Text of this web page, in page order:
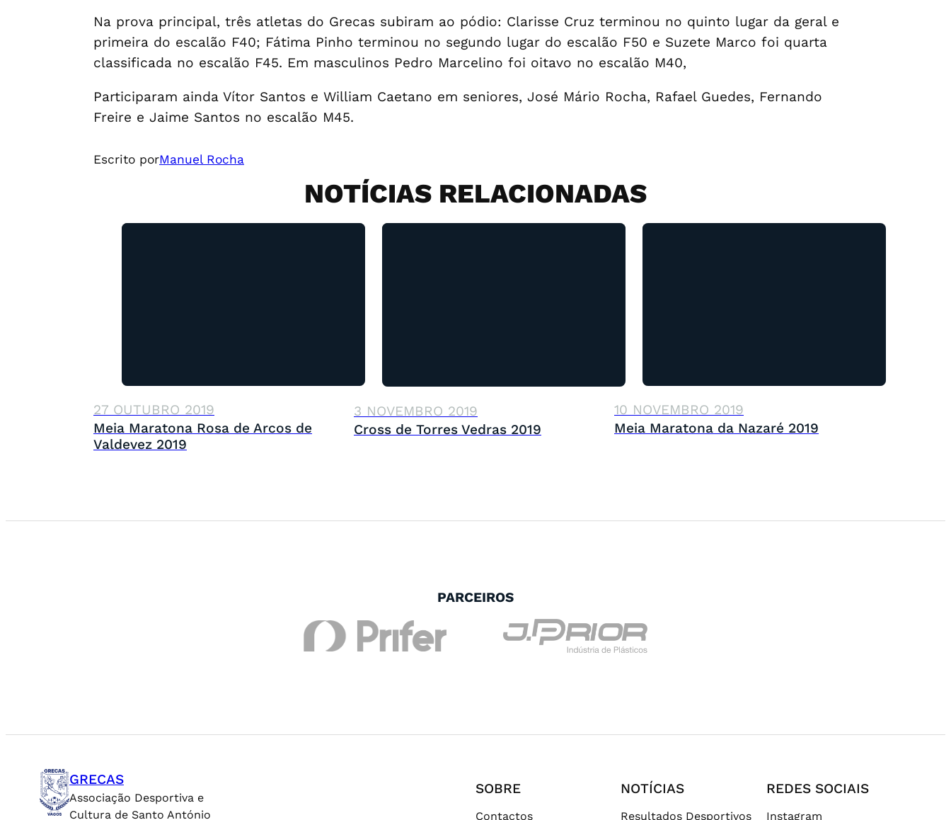
Na prova principal, três atletas do Grecas subiram ao pódio: Clarisse Cruz terminou no quinto lugar da geral e
primeira do escalão F40; Fátima Pinho terminou no segundo lugar do escalão F50 e Suzete Marco foi quarta
classificada no escalão F45. Em masculinos Pedro Marcelino foi oitavo no escalão M40,
Participaram ainda Vítor Santos e William Caetano em seniores, José Mário Rocha, Rafael Guedes, Fernando
Freire e Jaime Santos no escalão M45.
Escrito porManuel Rocha
NOTÍCIAS RELACIONADAS
27 OUTUBRO 2019
Meia Maratona Rosa de Arcos de
Valdevez 2019
3 NOVEMBRO 2019
Cross de Torres Vedras 2019
10 NOVEMBRO 2019
Meia Maratona da Nazaré 2019
PARCEIROS
GRECAS
Associação Desportiva e
Cultura de Santo António
SOBRE
Contactos
NOTÍCIAS
Resultados Desportivos
REDES SOCIAIS
Instagram